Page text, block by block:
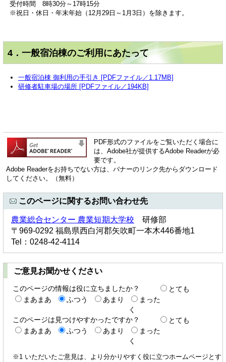
受付時間 8時30分～17時15分
※祝日・休日・年末年始（12月29日～1月3日）を除きます。
4．一般宿泊棟のご利用にあたって
一般宿泊棟 御利用の手引き [PDFファイル／1.17MB]
研修者駐車場の場所 [PDFファイル／194KB]
PDF形式のファイルをご覧いただく場合に
は、Adobe社が提供するAdobe Readerが必
要です。
Adobe Readerをお持ちでない方は、バナーのリンク先からダウンロード
してください。（無料）
このページに関するお問い合わせ先
農業総合センター 農業短期大学校 研修部
〒969-0292 福島県西白河郡矢吹町一本木446番地1
Tel：0248-42-4114
ご意見お聞かせください
このページの情報は役に立ちましたか？
とても
まあまあ
ふつう あまり
まった
く
このページは見つけやすかったですか？
とても
まあまあ
ふつう あまり
まった
く
※1 いただいたご意見は、より分かりやすく役に立つホームページとす